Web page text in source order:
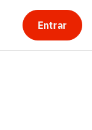
Entrar